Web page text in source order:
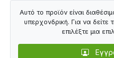
Αυτό το προϊόν είναι
υπερχονδρική. Για να δείτε
επιλέξτε μια